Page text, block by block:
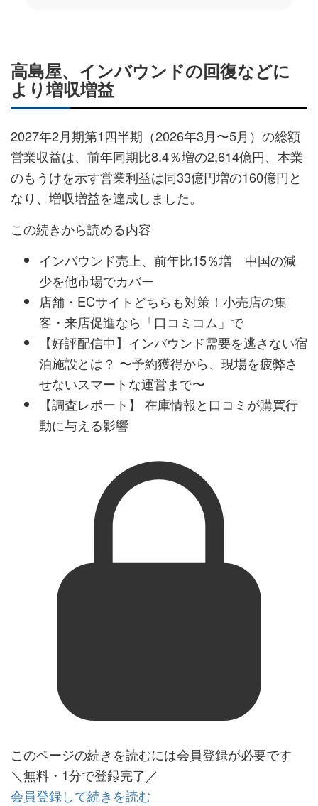
高島屋、インバウンドの回復などに
より増収増益
2027年2月期第1四半期（2026年3月〜5月）の総額
営業収益は、前年同期比8.4％増の2,614億円、本業
のもうけを示す営業利益は同33億円増の160億円と
なり、増収増益を達成しました。
この続きから読める内容
インバウンド売上、前年比15％増 中国の減
少を他市場でカバー
店舗・ECサイトどちらも対策！小売店の集
客・来店促進なら「口コミコム」で
【好評配信中】インバウンド需要を逃さない宿
泊施設とは？ 〜予約獲得から、現場を疲弊さ
せないスマートな運営まで〜
【調査レポート】 在庫情報と口コミが購買行
動に与える影響
このページの続きを読むには会員登録が必要です
＼無料・1分で登録完了／
会員登録して続きを読む